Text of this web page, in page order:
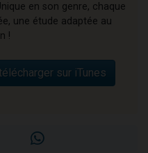
en son genre, chaque
une étude adaptée au
!
sur iTunes